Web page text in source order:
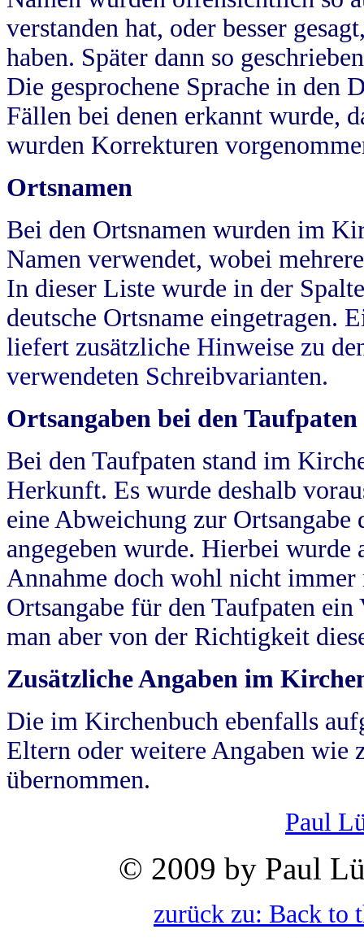
verstanden hat, oder besser
haben. Später dann so
Die gesprochene Sprache in
Fällen bei denen erkannt wurde,
wurden Korrekturen
Ortsnamen
Bei den Ortsnamen wurden im
Namen verwendet, wobei
In dieser Liste wurde in der
deutsche Ortsname eingetragen.
liefert zusätzliche Hinweise zu
verwendeten Schreibvarianten.
Ortsangaben bei den Taufpaten
Bei den Taufpaten stand im
Herkunft. Es wurde deshalb
eine Abweichung zur
angegeben wurde. Hierbei wurde
Annahme doch wohl nicht
Ortsangabe für den Taufpaten
man aber von der Richtigkeit
Zusätzliche Angaben im
Die im Kirchenbuch ebenfalls
Eltern oder weitere Angaben wie
übernommen.
Paul
© 2009 by Paul
zurück zu: Back to